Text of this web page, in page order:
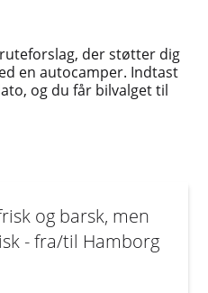
der støtter dig
en autocamper. Indtast
og du får bilvalget til
og barsk, men
- fra/til Hamborg